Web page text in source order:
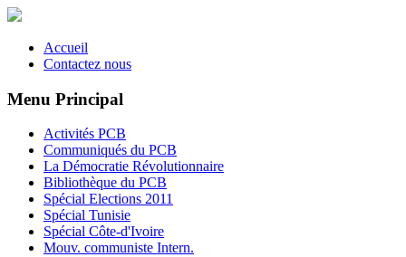
Accueil
Contactez nous
Menu Principal
Activités PCB
Communiqués du PCB
La Démocratie Révolutionnaire
Bibliothèque du PCB
Spécial Elections 2011
Spécial Tunisie
Spécial Côte-d'Ivoire
Mouv. communiste Intern.